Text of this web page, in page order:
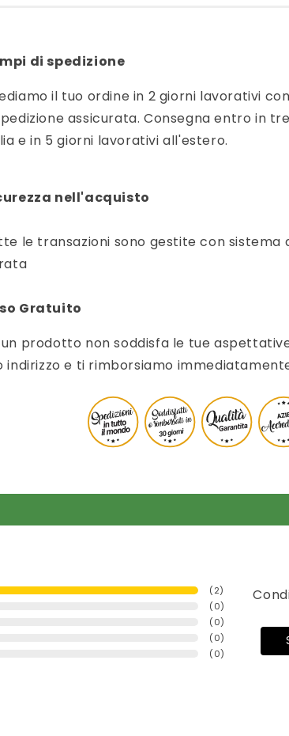
di spedizione
il tuo ordine in 2 giorni lavorativi
assicurata. Consegna entro in
e in 5 giorni lavorativi all'estero.
nell'acquisto
le transazioni sono gestite con sistema
Gratuito
un prodotto non soddisfa le tue
indirizzo e ti rimborsiamo
(2)
(0)
(0)
(0)
(0)